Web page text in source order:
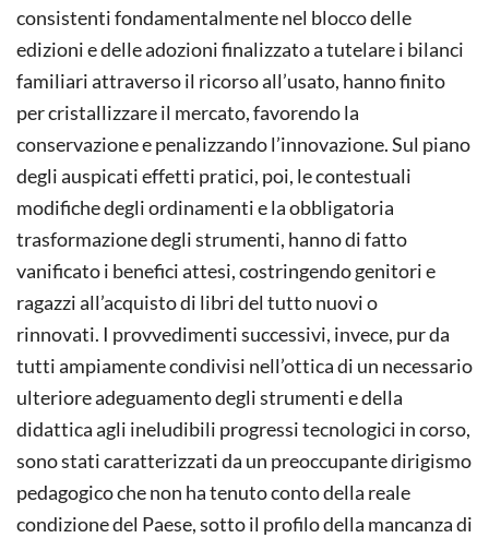
consistenti fondamentalmente nel blocco delle
edizioni e delle adozioni finalizzato a tutelare i bilanci
familiari attraverso il ricorso all’usato, hanno finito
per cristallizzare il mercato, favorendo la
conservazione e penalizzando l’innovazione. Sul piano
degli auspicati effetti pratici, poi, le contestuali
modifiche degli ordinamenti e la obbligatoria
trasformazione degli strumenti, hanno di fatto
vanificato i benefici attesi, costringendo genitori e
ragazzi all’acquisto di libri del tutto nuovi o
rinnovati. I provvedimenti successivi, invece, pur da
tutti ampiamente condivisi nell’ottica di un necessario
ulteriore adeguamento degli strumenti e della
didattica agli ineludibili progressi tecnologici in corso,
sono stati caratterizzati da un preoccupante dirigismo
pedagogico che non ha tenuto conto della reale
condizione del Paese, sotto il profilo della mancanza di